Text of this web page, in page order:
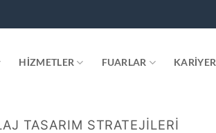
HIZMETLER FUARLAR KARIYER
TASARIM STRATEJILERI